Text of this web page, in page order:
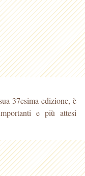
37esima edizione, è
e più attesi